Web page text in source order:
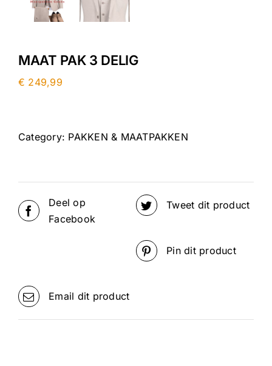
MAAT PAK 3 DELIG
€ 249,99
Category: PAKKEN & MAATPAKKEN
Deel op
Facebook
Tweet dit product
Pin dit product
Email dit product